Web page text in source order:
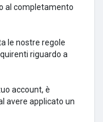
al completamento
le nostre regole
riguardo a
account, è
avere applicato un